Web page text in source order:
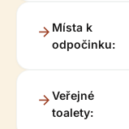
Místa k
odpočinku:
Veřejné
toalety: